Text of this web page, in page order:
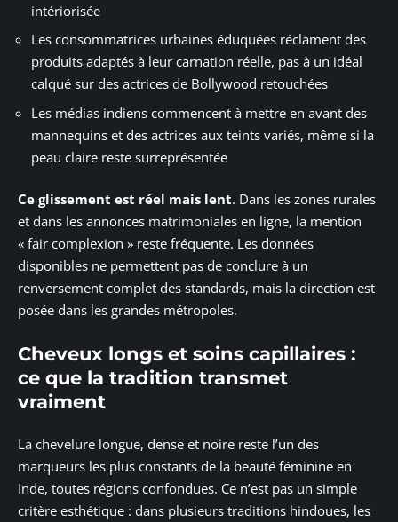
intériorisée
Les consommatrices urbaines éduquées réclament des
produits adaptés à leur carnation réelle, pas à un idéal
calqué sur des actrices de Bollywood retouchées
Les médias indiens commencent à mettre en avant des
mannequins et des actrices aux teints variés, même si la
peau claire reste surreprésentée
Ce glissement est réel mais lent. Dans les zones rurales
et dans les annonces matrimoniales en ligne, la mention
« fair complexion » reste fréquente. Les données
disponibles ne permettent pas de conclure à un
renversement complet des standards, mais la direction est
posée dans les grandes métropoles.
Cheveux longs et soins capillaires :
ce que la tradition transmet
vraiment
La chevelure longue, dense et noire reste l’un des
marqueurs les plus constants de la beauté féminine en
Inde, toutes régions confondues. Ce n’est pas un simple
critère esthétique : dans plusieurs traditions hindoues, les